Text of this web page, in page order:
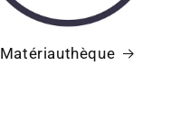
Matériauthèque